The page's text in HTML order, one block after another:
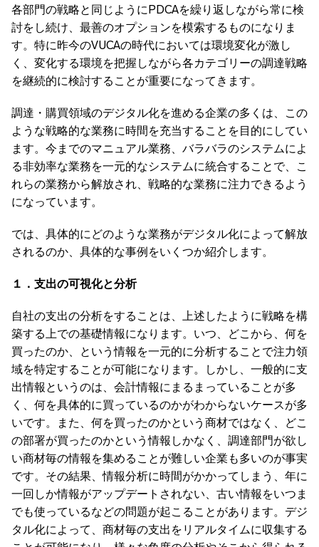
各部門の戦略と同じようにPDCAを繰り返しながら常に検
討をし続け、最善のオプションを模索するものになりま
す。特に昨今のVUCAの時代においては環境変化が激し
く、変化する環境を把握しながら各カテゴリーの調達戦略
を継続的に検討することが重要になってきます。
調達・購買領域のデジタル化を進める企業の多くは、この
ような戦略的な業務に時間を充当することを目的にしてい
ます。今までのマニュアル業務、バラバラのシステムによ
る非効率な業務を一元的なシステムに統合することで、こ
れらの業務から解放され、戦略的な業務に注力できるよう
になっています。
では、具体的にどのような業務がデジタル化によって解放
されるのか、具体的な事例をいくつか紹介します。
１．支出の可視化と分析
自社の支出の分析をすることは、上述したように戦略を構
築する上での基礎情報になります。いつ、どこから、何を
買ったのか、という情報を一元的に分析することで注力領
域を特定することが可能になります。しかし、一般的に支
出情報というのは、会計情報にまるまっていることが多
く、何を具体的に買っているのかがわからないケースが多
いです。また、何を買ったのかという商材ではなく、どこ
の部署が買ったのかという情報しかなく、調達部門が欲し
い商材毎の情報を集めることが難しい企業も多いのが事実
です。その結果、情報分析に時間がかかってしまう、年に
一回しか情報がアップデートされない、古い情報をいつま
でも使っているなどの問題が起こることがあります。デジ
タル化によって、商材毎の支出をリアルタイムに収集する